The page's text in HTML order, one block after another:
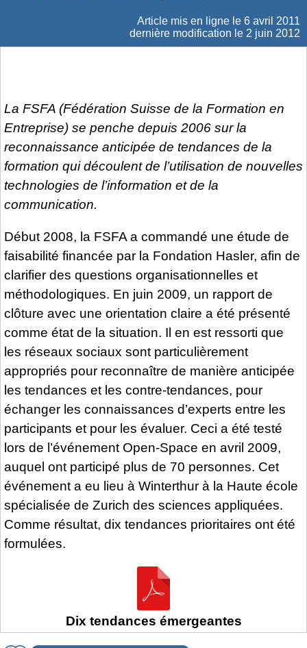
Article mis en ligne le 6 avril 2011
dernière modification le 2 juin 2012
La FSFA (Fédération Suisse de la Formation en
Entreprise) se penche depuis 2006 sur la
reconnaissance anticipée de tendances de la
formation qui découlent de l’utilisation de nouvelles
technologies de l’information et de la
communication.
Début 2008, la FSFA a commandé une étude de
faisabilité financée par la Fondation Hasler, afin de
clarifier des questions organisationnelles et
méthodologiques. En juin 2009, un rapport de
clôture avec une orientation claire a été présenté
comme état de la situation. Il en est ressorti que
les réseaux sociaux sont particulièrement
appropriés pour reconnaître de manière anticipée
les tendances et les contre-tendances, pour
échanger les connaissances d’experts entre les
participants et pour les évaluer. Ceci a été testé
lors de l’événement Open-Space en avril 2009,
auquel ont participé plus de 70 personnes. Cet
événement a eu lieu à Winterthur à la Haute école
spécialisée de Zurich des sciences appliquées.
Comme résultat, dix tendances prioritaires ont été
formulées.
Dix tendances émergeantes